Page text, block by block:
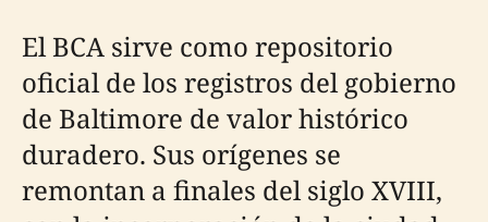
El BCA sirve como repositorio
oficial de los registros del gobierno
de Baltimore de valor histórico
duradero. Sus orígenes se
remontan a finales del siglo XVIII,